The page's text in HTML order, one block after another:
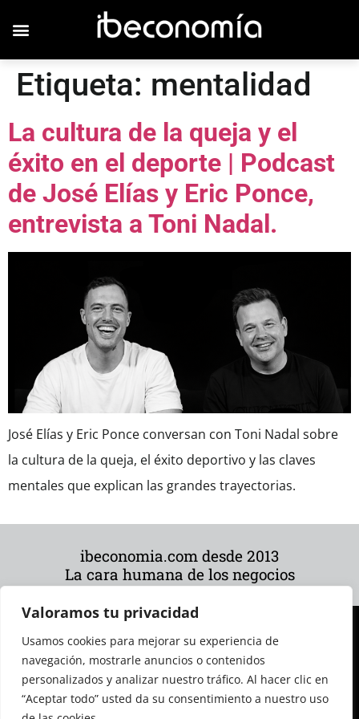
Valoramos tu privacidad
Usamos cookies para mejorar su experiencia de
navegación, mostrarle anuncios o contenidos
personalizados y analizar nuestro tráfico. Al hacer clic en
“Aceptar todo” usted da su consentimiento a nuestro uso
Etiqueta: mentalidad
La cultura de la queja y el
éxito en el deporte | Podcast
de José Elías y Eric Ponce,
entrevista a Toni Nadal.
José Elías y Eric Ponce conversan con Toni Nadal sobre
la cultura de la queja, el éxito deportivo y las claves
mentales que explican las grandes trayectorias.
ibeconomia.com desde 2013
La cara humana de los negocios